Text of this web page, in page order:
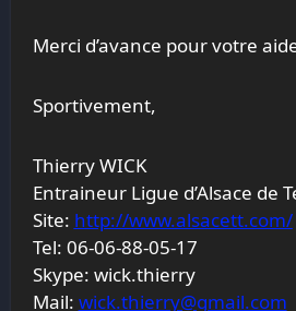
Merci d’avance pour votre
Sportivement,
Thierry WICK
Entraineur Ligue d’Alsace de
Site: http://www.alsacett.com/
Tel: 06-06-88-05-17
Skype: wick.thierry
Mail: wick.thierry@gmail.com